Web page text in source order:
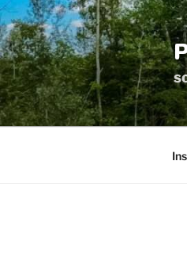
Aller
au
contenu
principal